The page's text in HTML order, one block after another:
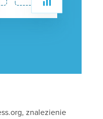
znalezienie